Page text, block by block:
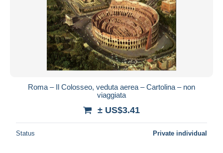
Roma – Il Colosseo, veduta aerea – Cartolina – non
viaggiata
± US$3.41
Status Private individual